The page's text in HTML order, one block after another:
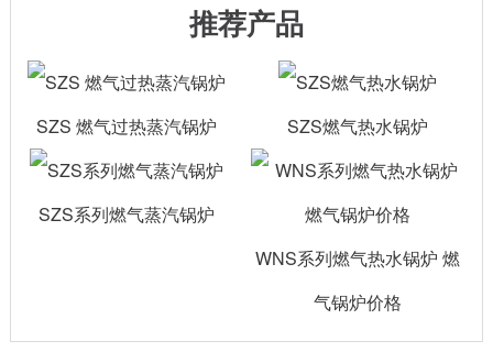
推荐产品
SZS 燃气过热蒸汽锅炉 SZS燃气热水锅炉
SZS系列燃气蒸汽锅炉
WNS系列燃气热水锅炉 燃
气锅炉价格